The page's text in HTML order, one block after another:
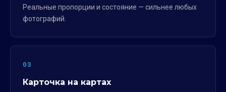
Реальные пропорции и состояние — сильнее любых
фотографий.
03
Карточка на картах